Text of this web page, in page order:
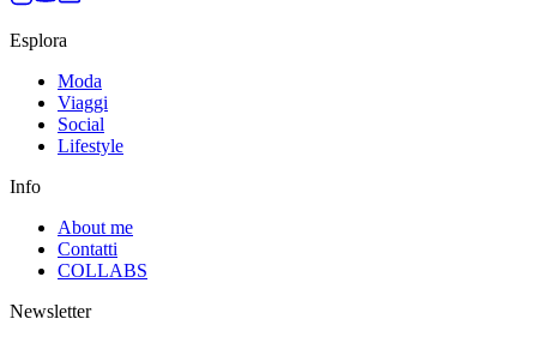
Esplora
Moda
Viaggi
Social
Lifestyle
Info
About me
Contatti
COLLABS
Newsletter